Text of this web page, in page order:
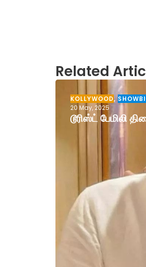
Related
KOLLYWOOD,
20 May, 2025
டூரிஸ்ட் பேமிலி